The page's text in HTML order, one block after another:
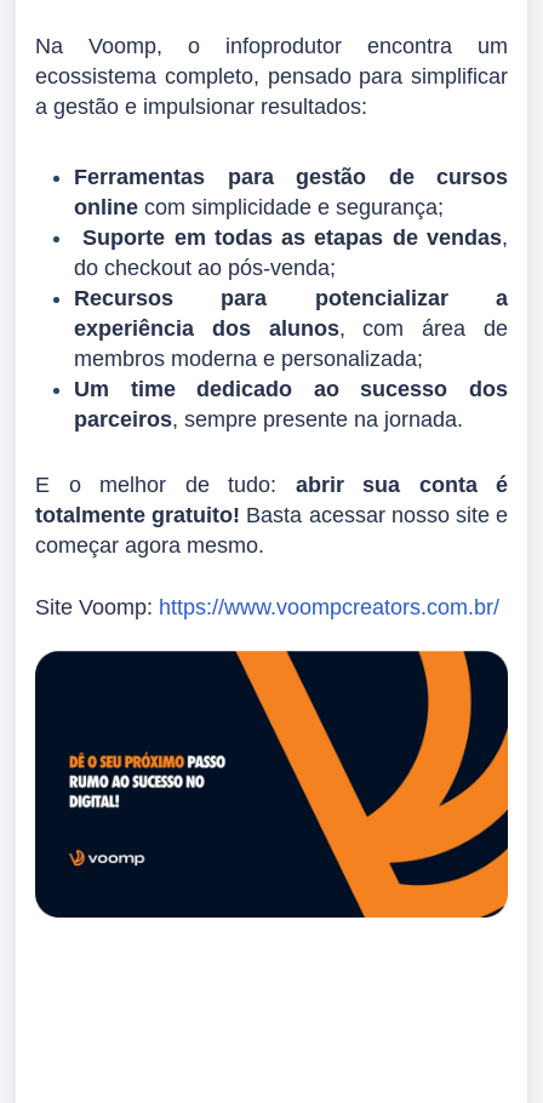
Na Voomp, o infoprodutor encontra um
ecossistema completo, pensado para simplificar
a gestão e impulsionar resultados:
Ferramentas para gestão de cursos
online com simplicidade e segurança;
Suporte em todas as etapas de vendas,
do checkout ao pós-venda;
Recursos para potencializar a
experiência dos alunos, com área de
membros moderna e personalizada;
Um time dedicado ao sucesso dos
parceiros, sempre presente na jornada.
E o melhor de tudo: abrir sua conta é
totalmente gratuito! Basta acessar nosso site e
começar agora mesmo.
Site Voomp: https://www.voompcreators.com.br/